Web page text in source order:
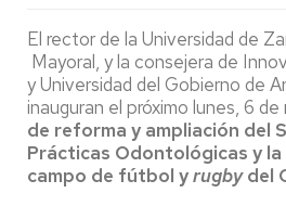
El rector de la Universidad de
Mayoral, y la consejera de
y Universidad del Gobierno de
inauguran el próximo lunes, 6
de reforma y ampliación del
Prácticas Odontológicas y
campo de fútbol yrugbydel